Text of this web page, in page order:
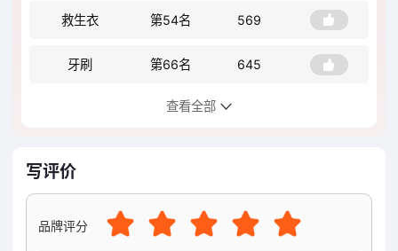
救生衣 第54名 569
牙刷 第66名 645
第72名
零食 第105名 768
第124名 682
查看全部
写评价
品牌评分